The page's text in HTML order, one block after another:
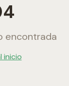
encontrada
inicio